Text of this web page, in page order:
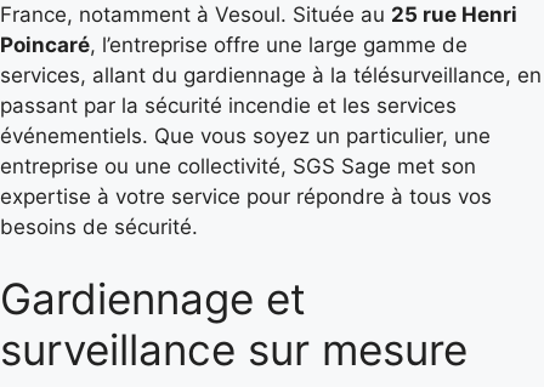
France, notamment à Vesoul. Située au 25 rue Henri
Poincaré, l’entreprise offre une large gamme de
services, allant du gardiennage à la télésurveillance, en
passant par la sécurité incendie et les services
événementiels. Que vous soyez un particulier, une
entreprise ou une collectivité, SGS Sage met son
expertise à votre service pour répondre à tous vos
besoins de sécurité.
Gardiennage et
surveillance sur mesure